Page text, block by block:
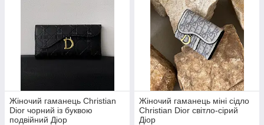
Жіночий гаманець Christian
Dior чорний із буквою
подвійний Діор
Жіночий гаманець міні сідло
Christian Dior світло-сірий
Діор